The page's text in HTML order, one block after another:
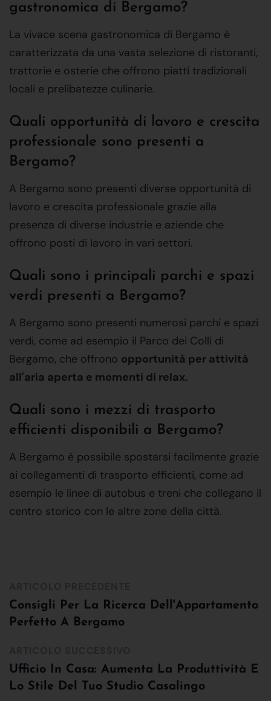
gastronomica di Bergamo?
La vivace scena gastronomica di Bergamo è
caratterizzata da una vasta selezione di ristoranti,
trattorie e osterie che offrono piatti tradizionali
locali e prelibatezze culinarie.
Quali opportunità di lavoro e crescita
professionale sono presenti a
Bergamo?
A Bergamo sono presenti diverse opportunità di
lavoro e crescita professionale grazie alla
presenza di diverse industrie e aziende che
offrono posti di lavoro in vari settori.
Quali sono i principali parchi e spazi
verdi presenti a Bergamo?
A Bergamo sono presenti numerosi parchi e spazi
verdi, come ad esempio il Parco dei Colli di
Bergamo, che offrono opportunità per attività
all'aria aperta e momenti di relax.
Quali sono i mezzi di trasporto
efficienti disponibili a Bergamo?
A Bergamo è possibile spostarsi facilmente grazie
ai collegamenti di trasporto efficienti, come ad
esempio le linee di autobus e treni che collegano il
centro storico con le altre zone della città.
Consigli Per La Ricerca Dell'Appartamento
Perfetto A Bergamo
Ufficio In Casa: Aumenta La Produttività E
Lo Stile Del Tuo Studio Casalingo